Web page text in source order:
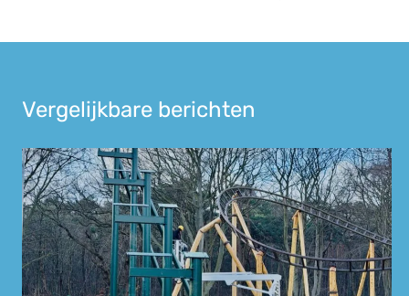
Vergelijkbare berichten